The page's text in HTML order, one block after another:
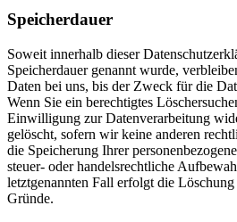
Speicherdauer
Soweit innerhalb dieser
Speicherdauer genannt wurde,
Daten bei uns, bis der Zweck für die
Wenn Sie ein berechtigtes
Einwilligung zur Datenverarbeitung
gelöscht, sofern wir keine anderen
die Speicherung Ihrer
steuer- oder handelsrechtliche
letztgenannten Fall erfolgt die
Gründe.